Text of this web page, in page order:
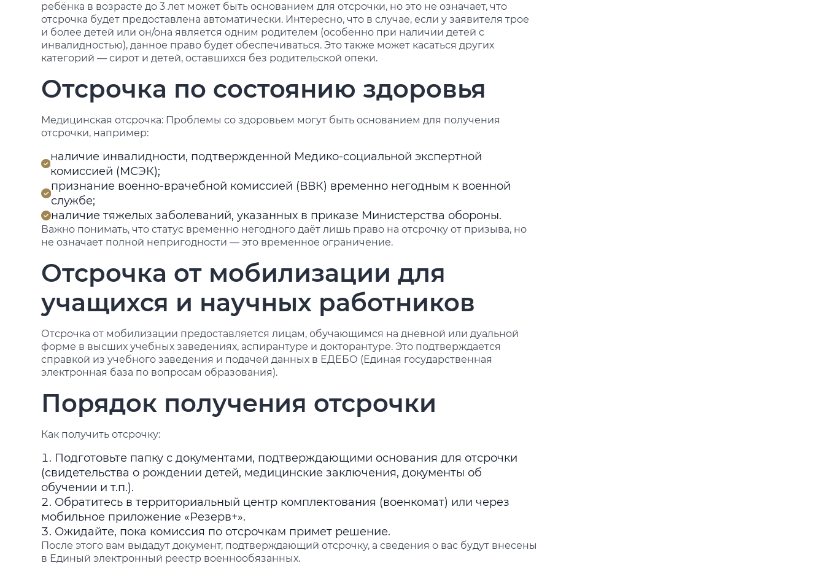
ребёнка в возрасте до 3 лет может быть основанием для отсрочки, но это не означает, что
отсрочка будет предоставлена автоматически. Интересно, что в случае, если у заявителя трое
и более детей или он/она является одним родителем (особенно при наличии детей с
инвалидностью), данное право будет обеспечиваться. Это также может касаться других
категорий — сирот и детей, оставшихся без родительской опеки.
Отсрочка по состоянию здоровья
Медицинская отсрочка: Проблемы со здоровьем могут быть основанием для получения
отсрочки, например:
наличие инвалидности, подтвержденной Медико-социальной экспертной
комиссией (МСЭК);
признание военно-врачебной комиссией (ВВК) временно негодным к военной
службе;
наличие тяжелых заболеваний, указанных в приказе Министерства обороны.
Важно понимать, что статус временно негодного даёт лишь право на отсрочку от призыва, но
не означает полной непригодности — это временное ограничение.
Отсрочка от мобилизации для
учащихся и научных работников
Отсрочка от мобилизации предоставляется лицам, обучающимся на дневной или дуальной
форме в высших учебных заведениях, аспирантуре и докторантуре. Это подтверждается
справкой из учебного заведения и подачей данных в ЕДЕБО (Единая государственная
электронная база по вопросам образования).
Порядок получения отсрочки
Как получить отсрочку:
Подготовьте папку с документами, подтверждающими основания для отсрочки
(свидетельства о рождении детей, медицинские заключения, документы об
обучении и т.п.).
Обратитесь в территориальный центр комплектования (военкомат) или через
мобильное приложение «Резерв+».
Ожидайте, пока комиссия по отсрочкам примет решение.
После этого вам выдадут документ, подтверждающий отсрочку, а сведения о вас будут внесены
в Единый электронный реестр военнообязанных.